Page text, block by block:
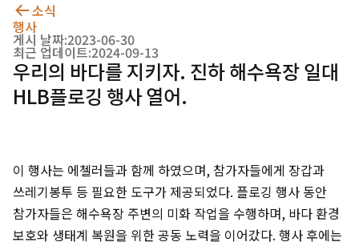
소식
행사
게시 날짜:2023-06-30
최근 업데이트:2024-09-13
우리의 바다를 지키자. 진하 해수욕장 일대
HLB플로깅 행사 열어.
이 행사는 에첼러들과 함께 하였으며, 참가자들에게 장갑과
쓰레기봉투 등 필요한 도구가 제공되었다. 플로깅 행사 동안
참가자들은 해수욕장 주변의 미화 작업을 수행하며, 바다 환경
보호와 생태계 복원을 위한 공동 노력을 이어갔다. 행사 후에는